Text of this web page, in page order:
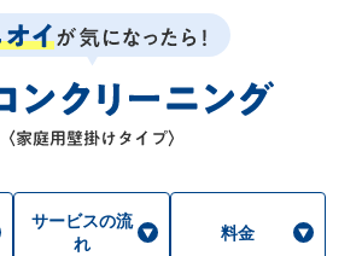
サービスの流
れ
料金